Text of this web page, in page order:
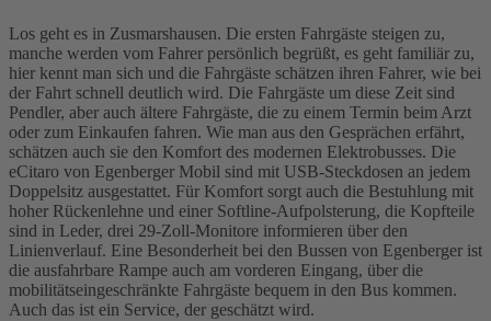
Los geht es in Zusmarshausen. Die ersten Fahrgäste steigen zu,
manche werden vom Fahrer persönlich begrüßt, es geht familiär zu,
hier kennt man sich und die Fahrgäste schätzen ihren Fahrer, wie bei
der Fahrt schnell deutlich wird. Die Fahrgäste um diese Zeit sind
Pendler, aber auch ältere Fahrgäste, die zu einem Termin beim Arzt
oder zum Einkaufen fahren. Wie man aus den Gesprächen erfährt,
schätzen auch sie den Komfort des modernen Elektrobusses. Die
eCitaro von Egenberger Mobil sind mit USB-Steckdosen an jedem
Doppelsitz ausgestattet. Für Komfort sorgt auch die Bestuhlung mit
hoher Rückenlehne und einer Softline-Aufpolsterung, die Kopfteile
sind in Leder, drei 29-Zoll-Monitore informieren über den
Linienverlauf. Eine Besonderheit bei den Bussen von Egenberger ist
die ausfahrbare Rampe auch am vorderen Eingang, über die
mobilitätseingeschränkte Fahrgäste bequem in den Bus kommen.
Auch das ist ein Service, der geschätzt wird.